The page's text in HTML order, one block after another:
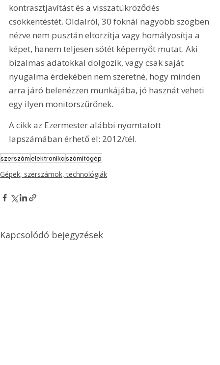
kontrasztjavítást és a visszatükröződés
csökkentéstét. Oldalról, 30 foknál nagyobb szögben
nézve nem pusztán eltorzítja vagy homályosítja a
képet, hanem teljesen sötét képernyőt mutat. Aki
bizalmas adatokkal dolgozik, vagy csak saját
nyugalma érdekében nem szeretné, hogy minden
arra járó belenézzen munkájába, jó hasznát veheti
egy ilyen monitorszűrőnek.
A cikk az Ezermester alábbi nyomtatott
lapszámában érhető el: 2012/tél.
szerszámelektronikaszámítógép
Gépek, szerszámok, technológiák
Kapcsolódó bejegyzések